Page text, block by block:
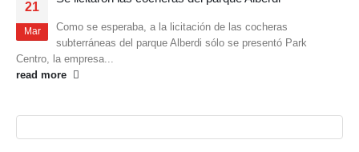
21
Mar
Como se esperaba, a la licitación de las cocheras
subterráneas del parque Alberdi sólo se presentó Park
Centro, la empresa...
read more